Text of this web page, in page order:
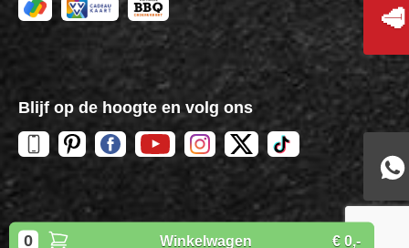
Winkelwagen
0 € 0,-
Blijf op de hoogte en volg ons
CopyrightBBQuality
🥩